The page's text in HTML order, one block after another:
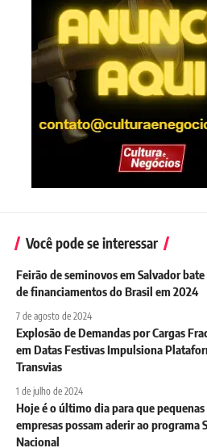
Você pode se interessar
Feirão de seminovos em Salvador
de financiamentos do Brasil em 2024
7 de agosto de 2024
​​Explosão de Demandas por Cargas
em Datas Festivas Impulsiona
Transvias
1 de julho de 2024
Hoje é o último dia para que pequenas
empresas possam aderir ao programa
Nacional